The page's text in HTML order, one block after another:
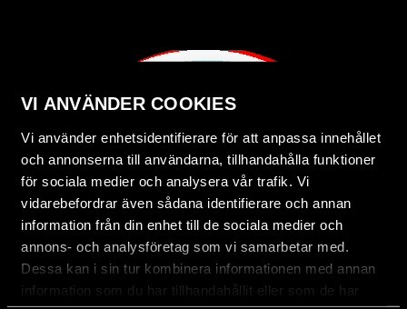
VI ANVÄNDER COOKIES
Vi använder enhetsidentifierare för att anpassa innehållet
och annonserna till användarna, tillhandahålla funktioner
för sociala medier och analysera vår trafik. Vi
vidarebefordrar även sådana identifierare och annan
information från din enhet till de sociala medier och
annons- och analysföretag som vi samarbetar med.
Dessa kan i sin tur kombinera informationen med annan
information som du har tillhandahållit eller som de har